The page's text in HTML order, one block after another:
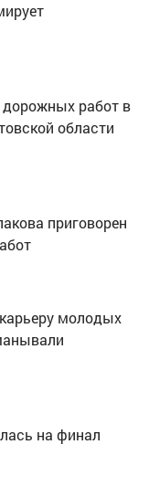
работ в
области
приговорен
молодых
на финал